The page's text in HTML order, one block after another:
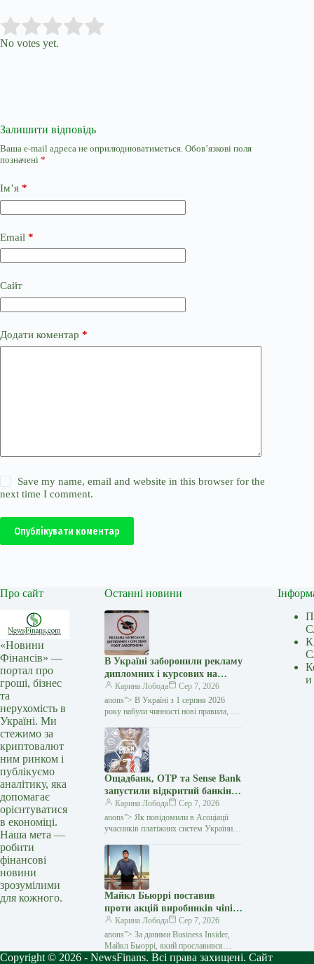
Rate this item:
No votes yet.
Залишити відповідь
Ваша e-mail адреса не оприлюднюватиметься. Обов’язкові поля
позначені *
Ім’я *
Email *
Сайт
Додати коментар *
Save my name, email and website in this browser for the
next time I comment.
Опублікувати коментар
Про сайт
«Новини
Фінансів» —
портал про
гроші, бізнес
та
нерухомість в
Україні. Ми
стежимо за
криптовалют
ним ринком і
публікуємо
аналітику, яка
допомагає
орієнтуватися
в економіці.
Наша мета —
робити
фінансові
новини
зрозумілими
для кожного.
Останні новини
В Україні заборонили рекламу
дипломних і курсових на
замовлення: кого стосуються
нові правила — Мінфін
Карина Лобода
Сер 7, 2026
anons”> В Україні з 1 серпня 2026
року набули чинності нові правила, які
з написання академічних робіт замість
студентів і…
Ощадбанк, OTP та Sense Bank
запустили відкритий банкінг:
що змінилося для клієнтів —
Мінфін
Карина Лобода
Сер 7, 2026
anons”> Як повідомили в Асоціації
учасників платіжних систем України
Ощадбанк офіційно приєдналися
до екосистеми відкритого банкінгу
Майкл Бьюррі поставив
проти акцій виробників чіпів
і знов отримав перемогу —
Мінфін
Карина Лобода
Сер 7, 2026
anons”> За даними Business Insider,
Майкл Бьюррі, який прославився
ставкою проти іпотечного ринку США
и
Copyright © 2026 - NewsFinans. Всі права захищені. Сайт